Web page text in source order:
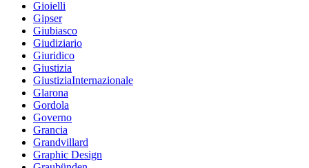
Gioielli
Gipser
Giubiasco
Giudiziario
Giuridico
Giustizia
GiustiziaInternazionale
Glarona
Gordola
Governo
Grancia
Grandvillard
Graphic Design